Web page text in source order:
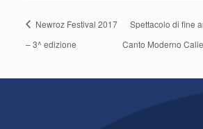
Newroz Festival 2017
– 3^ edizione
Spettacolo di fine
Canto Moderno